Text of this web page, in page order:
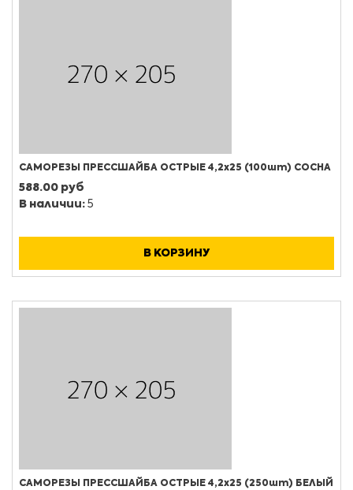
САМОРЕЗЫ ПРЕССШАЙБА ОСТРЫЕ 4,2х25 (100шт) СОСНА
588.00 руб
В наличии: 5
В КОРЗИНУ
САМОРЕЗЫ ПРЕССШАЙБА ОСТРЫЕ 4,2х25 (250шт) БЕЛЫЙ